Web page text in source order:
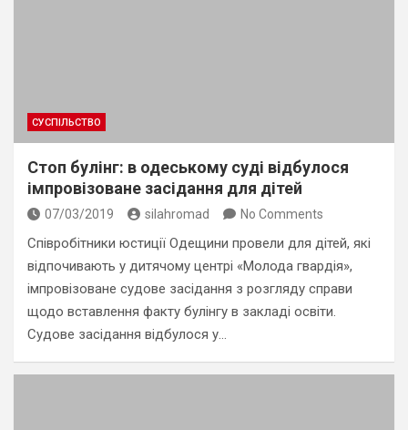
СУСПІЛЬСТВО
Стоп булінг: в одеському суді відбулося
імпровізоване засідання для дітей
07/03/2019 silahromad No Comments
Співробітники юстиції Одещини провели для дітей, які
відпочивають у дитячому центрі «Молода гвардія»,
імпровізоване судове засідання з розгляду справи
щодо вставлення факту булінгу в закладі освіти.
Судове засідання відбулося у…